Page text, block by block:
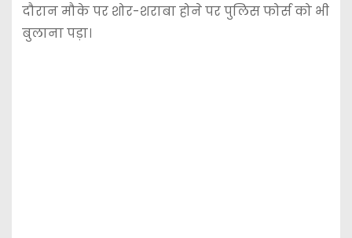
दौरान मौके पर शोर-शराबा होने पर पुलिस फोर्स को भी
बुलाना पड़ा।